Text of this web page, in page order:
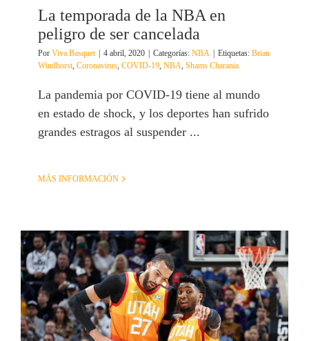
La temporada de la NBA en
peligro de ser cancelada
Por Viva Basquet 4 abril, 2020 Categorías: NBA Etiquetas: Brian
Windhorst, Coronavirus, COVID-19, NBA, Shams Charania
La pandemia por COVID-19 tiene al mundo
en estado de shock, y los deportes han sufrido
grandes estragos al suspender ...
MÁS INFORMACIÓN